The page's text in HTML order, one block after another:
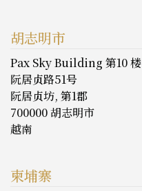
胡志明市
Pax Sky Building 第10 楼
阮居贞路51号
阮居贞坊, 第1郡
700000 胡志明市
越南
柬埔寨